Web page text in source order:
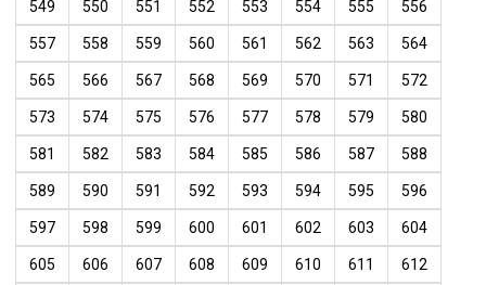
549 550 551 552 553 554 555 556
557 558 559 560 561 562 563 564
565 566 567 568 569 570 571 572
573 574 575 576 577 578 579 580
581 582 583 584 585 586 587 588
589 590 591 592 593 594 595 596
597 598 599 600 601 602 603 604
605 606 607 608 609 610 611 612